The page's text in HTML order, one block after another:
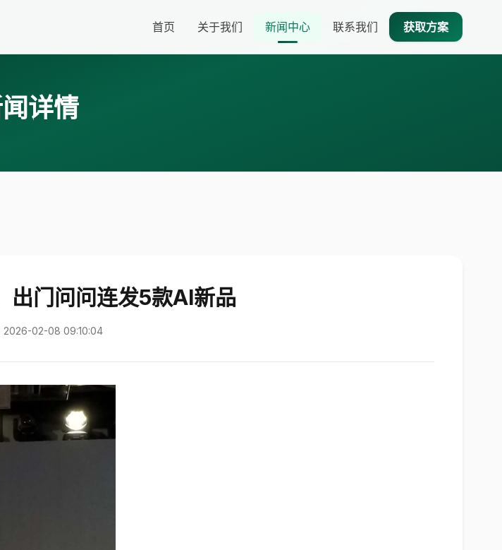
首页 关于我们 新闻中心 联系我们 获取方案
详情
出门问问连发5款AI新品
2026-02-08 09:10:04